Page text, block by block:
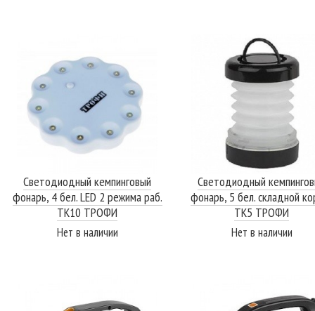
Светодиодный кемпинговый
фонарь, 4 бел. LED 2 режима раб.
ТК10 ТРОФИ
Нет в наличии
Светодиодный
фонарь, 5 бел. складной
ТК5 ТРОФИ
Нет в наличии